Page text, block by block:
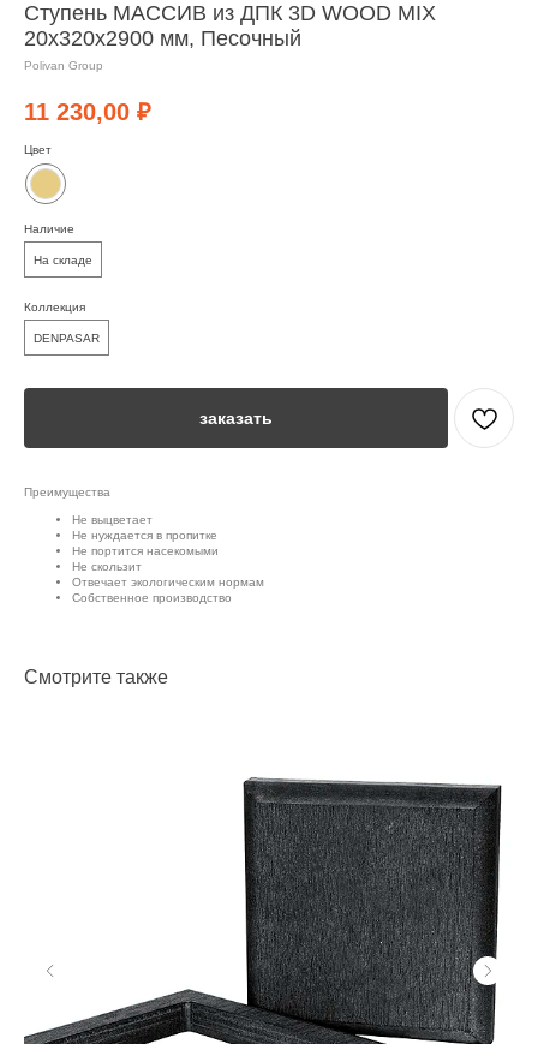
Ступень МАССИВ из ДПК 3D WOOD MIX
20х320х2900 мм, Песочный
Polivan Group
11 230,00 ₽
Цвет
Наличие
На складе
Коллекция
DENPASAR
заказать
Преимущества
Не выцветает
Не нуждается в пропитке
Не портится насекомыми
Не скользит
Отвечает экологическим нормам
Собственное производство
Смотрите также